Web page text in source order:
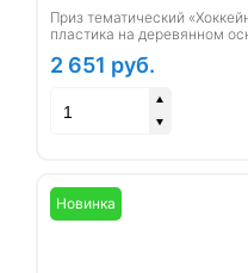
Приз тематический
пластика на деревянном
2 651 руб.
Новинка